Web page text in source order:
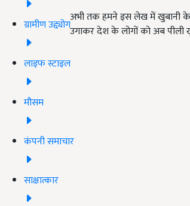
ग्रामीण उद्द्योग
लाइफ स्टाइल
मौसम
कंपनी समाचार
साक्षात्कार
अभी तक हमने इस लेख में खुबानी के
उगाकर देश के लोगों को अब पीली